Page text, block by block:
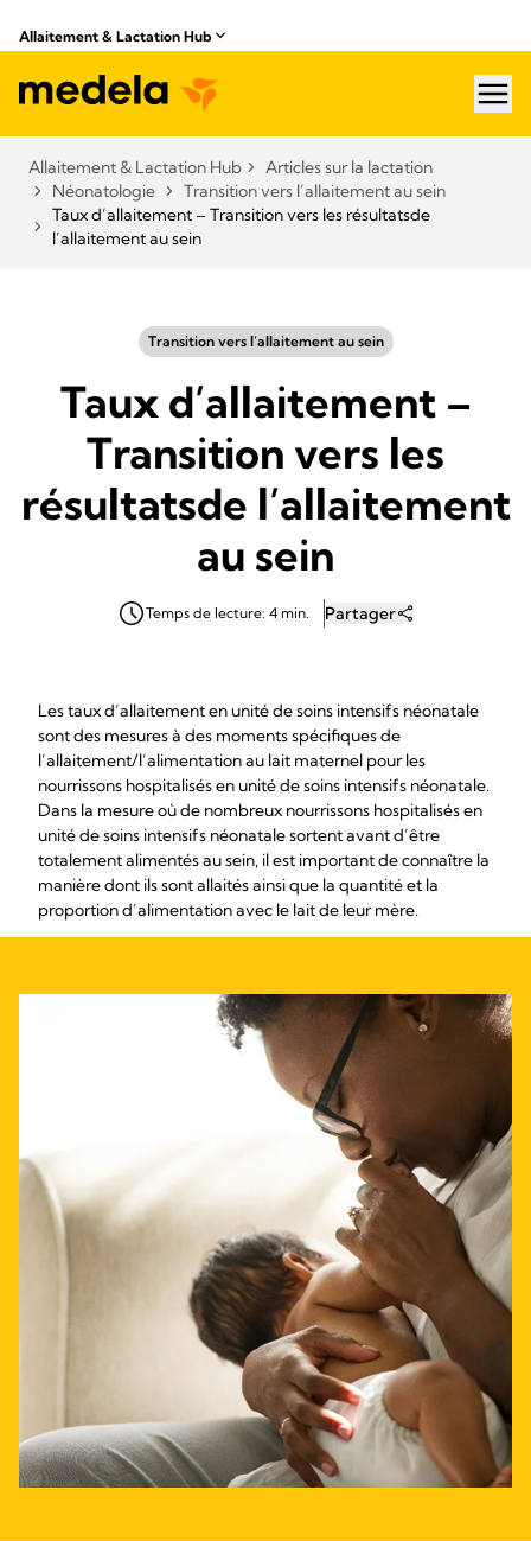
Allaitement & Lactation Hub​
Allaitement & Lactation Hub​
Articles sur la lactation
Néonatologie
Transition vers l’allaitement au sein
Taux d’allaitement – Transition vers les résultatsde
l’allaitement au sein
Transition vers l’allaitement au sein
Taux d’allaitement –
Transition vers les
résultatsde l’allaitement
au sein
Temps de lecture: 4 min. Partager
Les taux d’allaitement en unité de soins intensifs néonatale
sont des mesures à des moments spécifiques de
l’allaitement/l’alimentation au lait maternel pour les
nourrissons hospitalisés en unité de soins intensifs néonatale.
Dans la mesure où de nombreux nourrissons hospitalisés en
unité de soins intensifs néonatale sortent avant d’être
totalement alimentés au sein, il est important de connaître la
manière dont ils sont allaités ainsi que la quantité et la
proportion d’alimentation avec le lait de leur mère.